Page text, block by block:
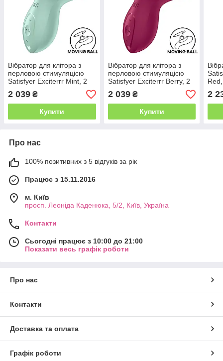
Вібратор для клітора з
перловою стимуляцією
Satisfyer Exciterrr Mint, 2
незалежні мотори
2 039 ₴
Купити
Вібратор для клітора з
перловою стимуляцією
Satisfyer Exciterrr Berry, 2
незалежні мотори
2 039₴
Купити
для
2
Про нас
100% позитивних з 5 відгуків за рік
Працює з 15.11.2016
м. Київ
просп. Леоніда Каденюка, 5/2, Київ, Україна
Контакти
Сьогодні працює з 10:00 до 21:00
Показати весь графік роботи
Про нас
Контакти
Доставка та оплата
Графік роботи